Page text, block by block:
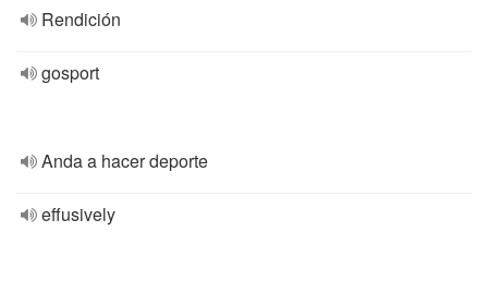
Rendición
gosport
Anda a hacer deporte
effusively